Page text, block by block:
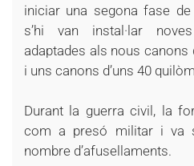
iniciar una segona fase
s’hi van instal·lar
adaptades als nous canons
i uns canons d’uns 40
Durant la guerra civil, la
com a presó militar i va
nombre d’afusellaments.